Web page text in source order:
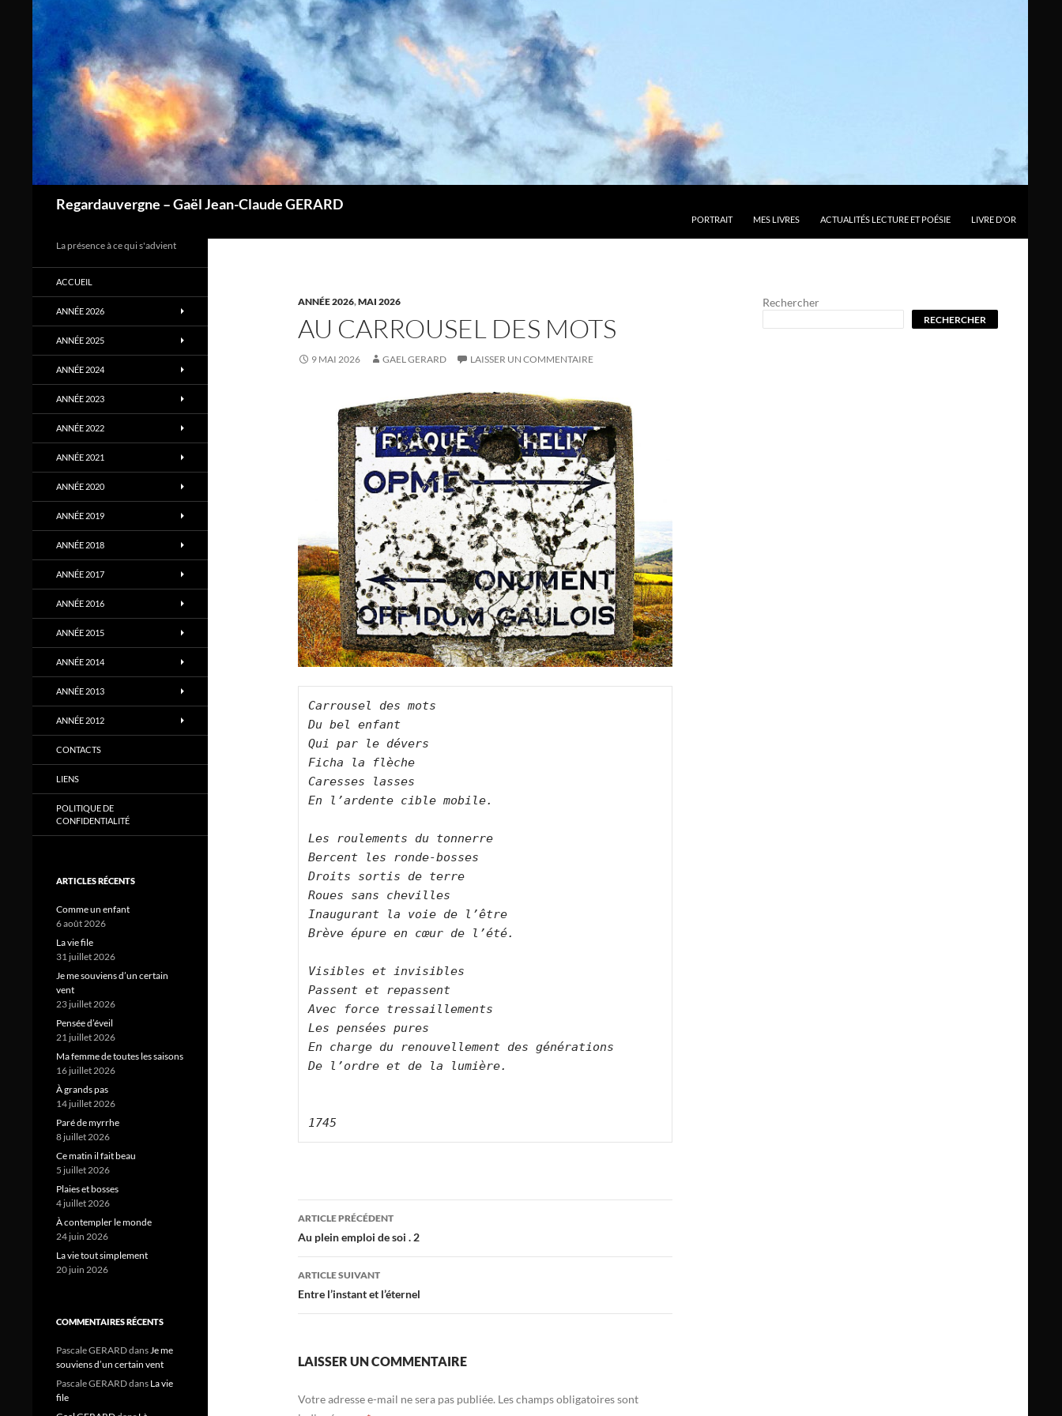
Regardauvergne – Gaël Jean-Claude GERARD
PORTRAIT MES LIVRES ACTUALITÉS LECTURE ET POÉSIE LIVRE D’OR
ANNÉE 2026,MAI 2026
AU CARROUSEL DES MOTS
9 MAI 2026 GAEL GERARD LAISSER UN COMMENTAIRE
Carrousel des mots
Du bel enfant
Qui par le dévers
Ficha la flèche
Caresses lasses
En l’ardente cible mobile.
Les roulements du tonnerre
Bercent les ronde-bosses
Droits sortis de terre
Roues sans chevilles
Inaugurant la voie de l’être
Brève épure en cœur de l’été.
Visibles et invisibles
Passent et repassent
Avec force tressaillements
Les pensées pures
En charge du renouvellement des générations
De l’ordre et de la lumière.
1745
Navigation
des
articles
ARTICLE PRÉCÉDENT
Au plein emploi de soi . 2
ARTICLE SUIVANT
Entre l’instant et l’éternel
LAISSER UN COMMENTAIRE
Votre adresse e-mail ne sera pas publiée. Les champs obligatoires sont
Rechercher
RECHERCHER
La présence à ce qui s'advient
ACCUEIL
ANNÉE 2026
ANNÉE 2025
ANNÉE 2024
ANNÉE 2023
ANNÉE 2022
ANNÉE 2021
ANNÉE 2020
ANNÉE 2019
ANNÉE 2018
ANNÉE 2017
ANNÉE 2016
ANNÉE 2015
ANNÉE 2014
ANNÉE 2013
ANNÉE 2012
CONTACTS
LIENS
POLITIQUE DE
CONFIDENTIALITÉ
ARTICLES RÉCENTS
Comme un enfant
6 août 2026
La vie file
31 juillet 2026
Je me souviens d’un certain
vent
23 juillet 2026
Pensée d’éveil
21 juillet 2026
Ma femme de toutes les saisons
16 juillet 2026
À grands pas
14 juillet 2026
Paré de myrrhe
8 juillet 2026
Ce matin il fait beau
5 juillet 2026
Plaies et bosses
4 juillet 2026
À contempler le monde
24 juin 2026
La vie tout simplement
20 juin 2026
COMMENTAIRES RÉCENTS
Pascale GERARDdansJe me
souviens d’un certain vent
Pascale GERARDdans La vie
file